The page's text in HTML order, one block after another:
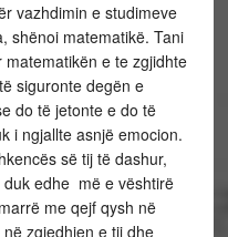
vazhdimin e studimeve
shënoi matematikë. Tani
e te zgjidhte
siguronte degën e
do të jetonte e do të
i ngjallte asnjë emocion.
së tij të dashur,
duk edhe më e vështirë
me qejf qysh në
zgjedhjen e tij dhe